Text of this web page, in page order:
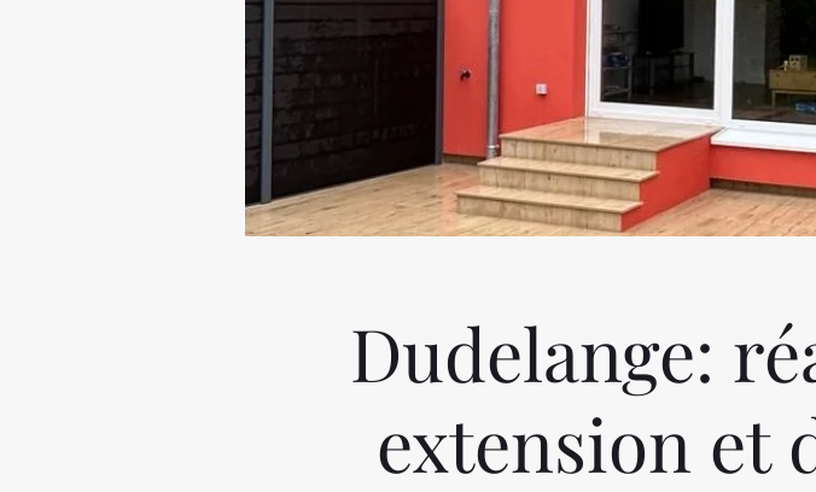
Dudelange:
extension et